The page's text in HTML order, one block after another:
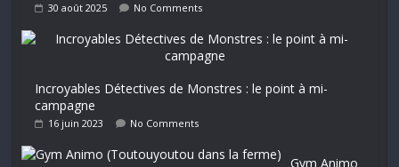
30 août 2025 No Comments
Incroyables Détectives de Monstres : le point à mi-
campagne
16 juin 2023 No Comments
Gym Animo